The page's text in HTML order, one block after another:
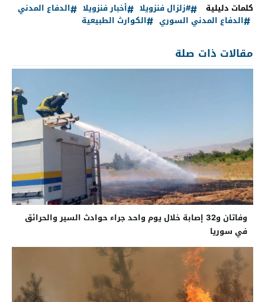
كلمات دليلية
#زلزال فنزويلا أخبار فنزويلا
الدفاع المدني
الدفاع المدني السوري
الكوارث الطبيعية
مقالات ذات صلة
وفاتان و32 إصابة خلال يوم واحد جراء حوادث السير والحرائق
في سوريا